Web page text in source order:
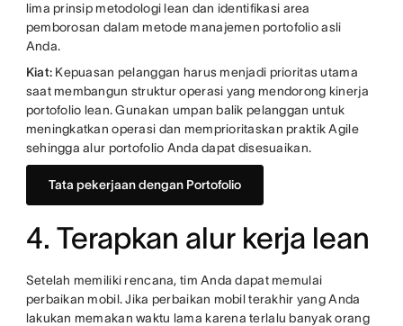
lima prinsip metodologi lean dan identifikasi area
pemborosan dalam metode manajemen portofolio asli
Anda.
Kiat: Kepuasan pelanggan harus menjadi prioritas utama
saat membangun struktur operasi yang mendorong kinerja
portofolio lean. Gunakan umpan balik pelanggan untuk
meningkatkan operasi dan memprioritaskan praktik Agile
sehingga alur portofolio Anda dapat disesuaikan.
Tata pekerjaan dengan Portofolio
4. Terapkan alur kerja lean
Setelah memiliki rencana, tim Anda dapat memulai
perbaikan mobil. Jika perbaikan mobil terakhir yang Anda
lakukan memakan waktu lama karena terlalu banyak orang